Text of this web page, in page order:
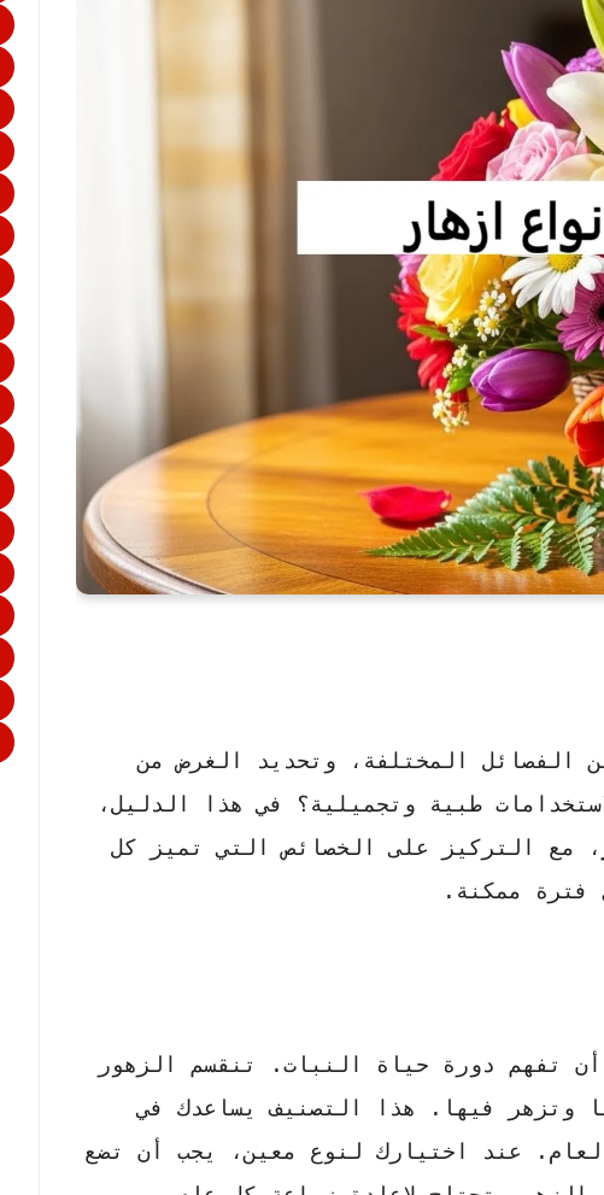
الفصائل المختلفة، وتحديد الغرض من
طبية وتجميلية؟ في هذا الدليل،
، مع التركيز على الخصائص التي تميز كل
فترة ممكنة.
تفهم دورة حياة النبات. تنقسم الزهور
وتزهر فيها. هذا التصنيف يساعدك في
عند اختيارك لنوع معين، يجب أن تضع